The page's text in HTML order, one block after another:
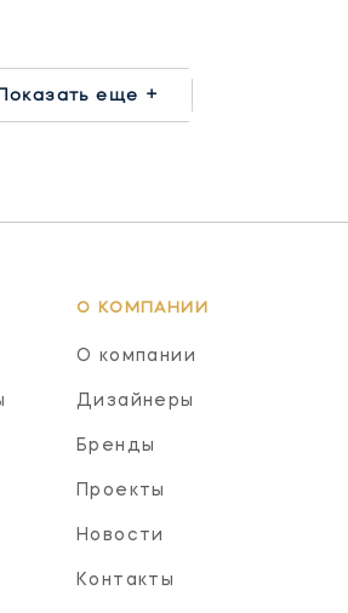
еще +
О КОМПАНИИ
О компании
Дизайнеры
Бренды
Проекты
Новости
Контакты